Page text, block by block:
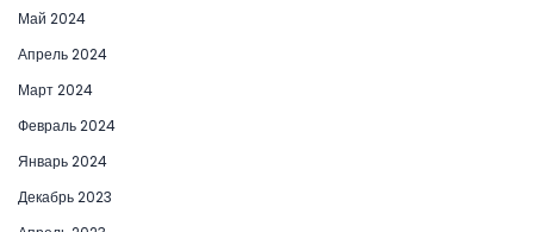
Май 2024
Апрель 2024
Март 2024
Февраль 2024
Январь 2024
Декабрь 2023